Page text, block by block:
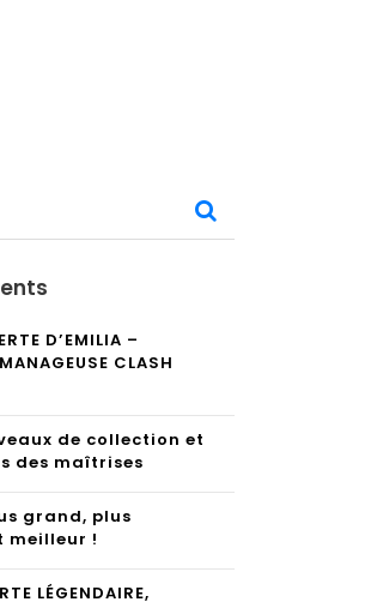
D’EMILIA –
CLASH
de collection et
des maîtrises
grand, plus
meilleur !
LÉGENDAIRE,